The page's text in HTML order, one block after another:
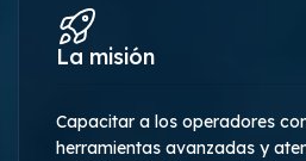
La misión
Capacitar a los operadores
herramientas avanzadas y